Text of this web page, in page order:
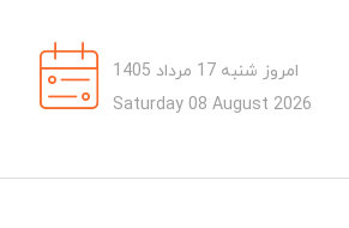
امروز شنبه 17 مرداد 1405
Saturday 08 August 2026